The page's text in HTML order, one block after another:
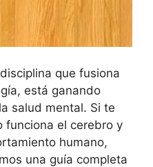
que fusiona
está ganando
salud mental. Si te
funciona el cerebro y
humano,
una guía completa